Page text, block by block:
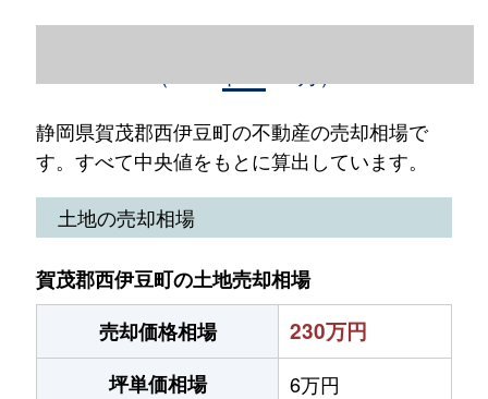
静岡県賀茂郡西伊豆町の不動産の売却相場で
す。すべて中央値をもとに算出しています。
土地の売却相場
賀茂郡西伊豆町の土地売却相場
売却価格相場
230万円
坪単価相場
6万円